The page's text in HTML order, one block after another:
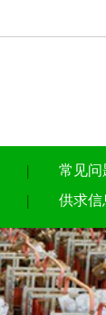
常见问
供求信